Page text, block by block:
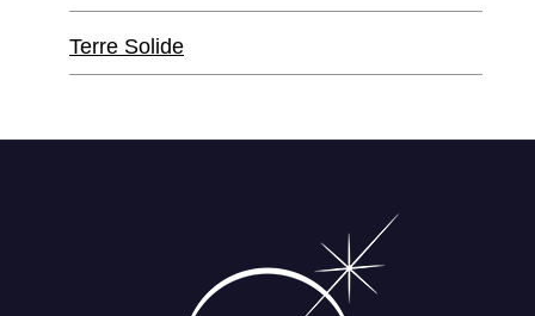
Terre Solide